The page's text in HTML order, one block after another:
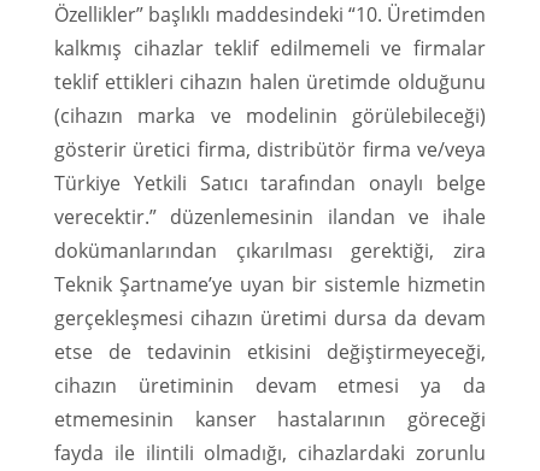
Özellikler” başlıklı maddesindeki “10. Üretimden
kalkmış cihazlar teklif edilmemeli ve firmalar
teklif ettikleri cihazın halen üretimde olduğunu
(cihazın marka ve modelinin görülebileceği)
gösterir üretici firma, distribütör firma ve/veya
Türkiye Yetkili Satıcı tarafından onaylı belge
verecektir.” düzenlemesinin ilandan ve ihale
dokümanlarından çıkarılması gerektiği, zira
Teknik Şartname’ye uyan bir sistemle hizmetin
gerçekleşmesi cihazın üretimi dursa da devam
etse de tedavinin etkisini değiştirmeyeceği,
cihazın üretiminin devam etmesi ya da
etmemesinin kanser hastalarının göreceği
fayda ile ilintili olmadığı, cihazlardaki zorunlu